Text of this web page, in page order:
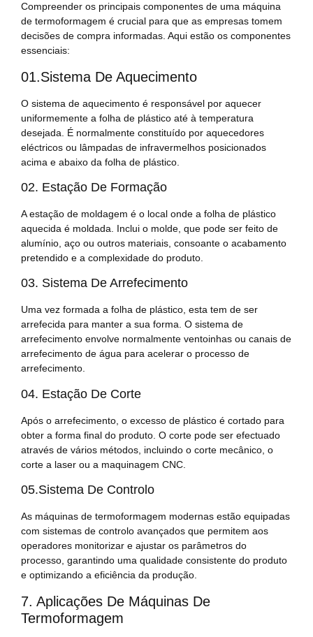
Compreender os principais componentes de uma máquina
de termoformagem é crucial para que as empresas tomem
decisões de compra informadas. Aqui estão os componentes
essenciais:
01.Sistema De Aquecimento
O sistema de aquecimento é responsável por aquecer
uniformemente a folha de plástico até à temperatura
desejada. É normalmente constituído por aquecedores
eléctricos ou lâmpadas de infravermelhos posicionados
acima e abaixo da folha de plástico.
02. Estação De Formação
A estação de moldagem é o local onde a folha de plástico
aquecida é moldada. Inclui o molde, que pode ser feito de
alumínio, aço ou outros materiais, consoante o acabamento
pretendido e a complexidade do produto.
03. Sistema De Arrefecimento
Uma vez formada a folha de plástico, esta tem de ser
arrefecida para manter a sua forma. O sistema de
arrefecimento envolve normalmente ventoinhas ou canais de
arrefecimento de água para acelerar o processo de
arrefecimento.
04. Estação De Corte
Após o arrefecimento, o excesso de plástico é cortado para
obter a forma final do produto. O corte pode ser efectuado
através de vários métodos, incluindo o corte mecânico, o
corte a laser ou a maquinagem CNC.
05.Sistema De Controlo
As máquinas de termoformagem modernas estão equipadas
com sistemas de controlo avançados que permitem aos
operadores monitorizar e ajustar os parâmetros do
processo, garantindo uma qualidade consistente do produto
e optimizando a eficiência da produção.
7. Aplicações De Máquinas De
Termoformagem